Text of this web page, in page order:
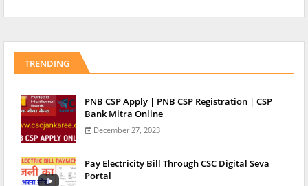
TRENDING
PNB CSP Apply | PNB CSP Registration | CSP
Bank Mitra Online
December 27, 2023
Pay Electricity Bill Through CSC Digital Seva
Portal